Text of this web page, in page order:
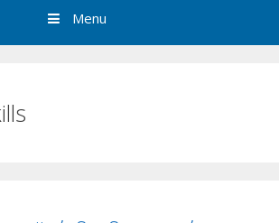
Menu